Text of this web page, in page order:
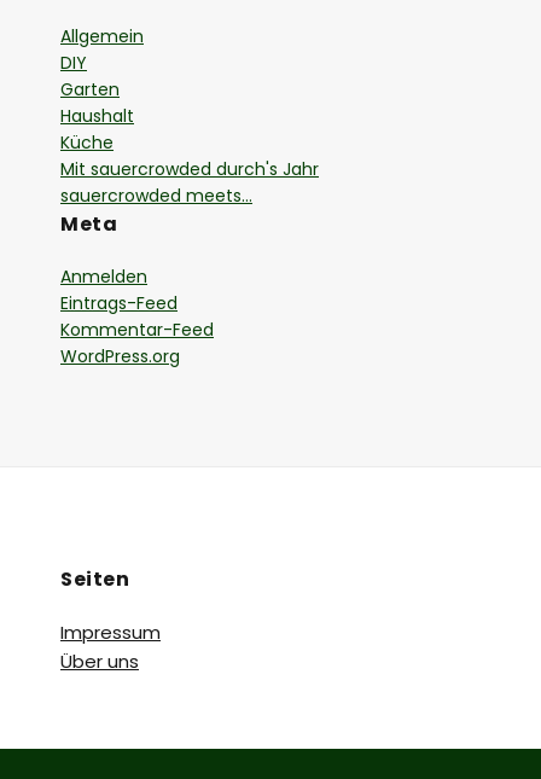
Allgemein
DIY
Garten
Haushalt
Küche
Mit sauercrowded durch's Jahr
sauercrowded meets…
Meta
Anmelden
Eintrags-Feed
Kommentar-Feed
WordPress.org
Seiten
Impressum
Über uns